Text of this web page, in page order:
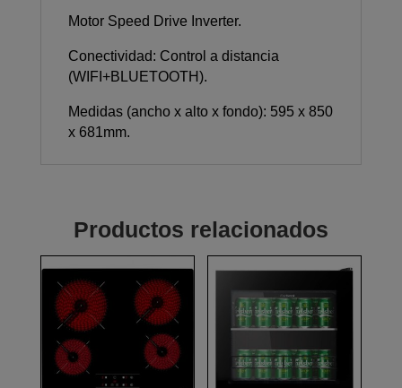
Motor Speed Drive Inverter.
Conectividad: Control a distancia
(WIFI+BLUETOOTH).
Medidas (ancho x alto x fondo): 595 x 850
x 681mm.
Productos relacionados